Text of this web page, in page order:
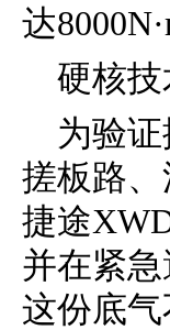
达
硬核技
为验
搓板路
捷途
并在紧
这份底气